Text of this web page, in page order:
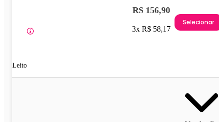
Leito
R$ 156,90
3x R$ 58,17
Selecionar